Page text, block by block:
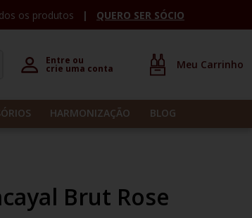
os produtos QUERO SER SÓCIO
Entre ou
crie uma conta
HARMONIZAÇÃO BLOG
Brut Rose